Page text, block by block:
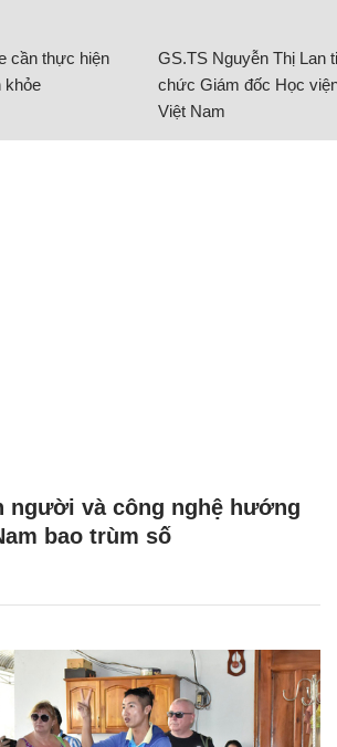
cần thực hiện
khỏe
GS.TS Nguyễn Thị Lan
chức Giám đốc Học
Việt Nam
người và công nghệ hướng
bao trùm số